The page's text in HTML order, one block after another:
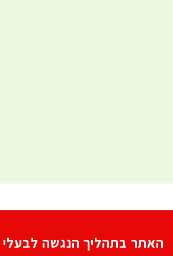
האתר בתהליך הנגשה לבעלי